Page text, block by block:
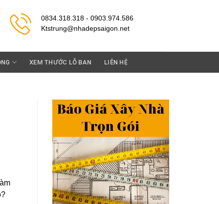
0834.318.318 - 0903.974.586
Ktstrung@nhadepsaigon.net
XEM THƯỚC LỖ BAN LIÊN HỆ